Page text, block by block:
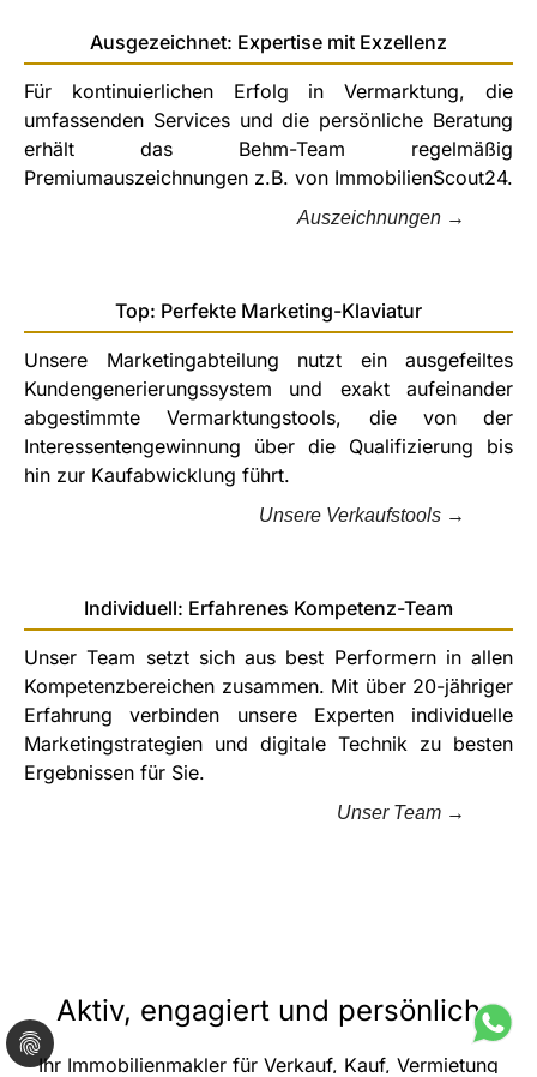
Ausgezeichnet: Expertise mit Exzellenz
Für kontinuierlichen Erfolg in Vermarktung, die
umfassenden Services und die persönliche Beratung
erhält das Behm-Team regelmäßig
Premiumauszeichnungen z.B. von ImmobilienScout24.
Auszeichnungen →
Top: Perfekte Marketing-Klaviatur
Unsere Marketingabteilung nutzt ein ausgefeiltes
Kundengenerierungssystem und exakt aufeinander
abgestimmte Vermarktungstools, die von der
Interessentengewinnung über die Qualifizierung bis
hin zur Kaufabwicklung führt.
Unsere Verkaufstools →
Individuell: Erfahrenes Kompetenz-Team
Unser Team setzt sich aus best Performern in allen
Kompetenzbereichen zusammen. Mit über 20-jähriger
Erfahrung verbinden unsere Experten individuelle
Marketingstrategien und digitale Technik zu besten
Ergebnissen für Sie.
Unser Team →
Aktiv, engagiert und persönlich
Ihr Immobilienmakler für Verkauf, Kauf, Vermietung